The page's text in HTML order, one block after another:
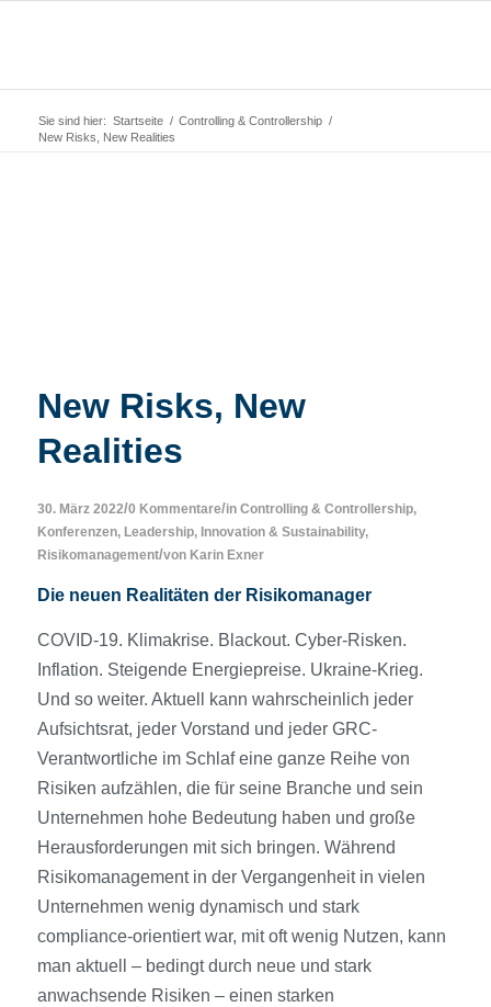
Sie sind hier: Startseite / Controlling & Controllership /
New Risks, New Realities
New Risks, New
Realities
30. März 2022/0 Kommentare/in Controlling & Controllership,
Konferenzen, Leadership, Innovation & Sustainability,
Risikomanagement/von Karin Exner
Die neuen Realitäten der Risikomanager
COVID-19. Klimakrise. Blackout. Cyber-Risken.
Inflation. Steigende Energiepreise. Ukraine-Krieg.
Und so weiter. Aktuell kann wahrscheinlich jeder
Aufsichtsrat, jeder Vorstand und jeder GRC-
Verantwortliche im Schlaf eine ganze Reihe von
Risiken aufzählen, die für seine Branche und sein
Unternehmen hohe Bedeutung haben und große
Herausforderungen mit sich bringen. Während
Risikomanagement in der Vergangenheit in vielen
Unternehmen wenig dynamisch und stark
compliance-orientiert war, mit oft wenig Nutzen, kann
man aktuell – bedingt durch neue und stark
anwachsende Risiken – einen starken